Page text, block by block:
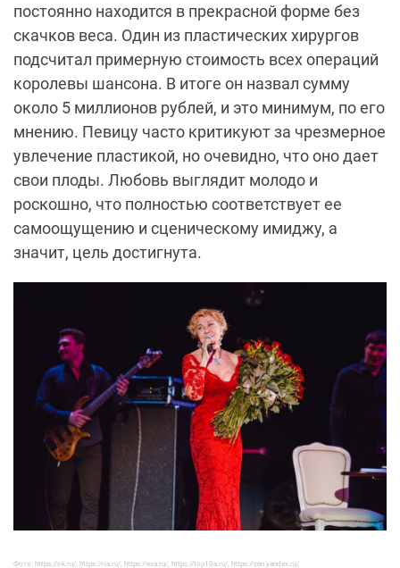
постоянно находится в прекрасной форме без
скачков веса. Один из пластических хирургов
подсчитал примерную стоимость всех операций
королевы шансона. В итоге он назвал сумму
около 5 миллионов рублей, и это минимум, по его
мнению. Певицу часто критикуют за чрезмерное
увлечение пластикой, но очевидно, что оно дает
свои плоды. Любовь выглядит молодо и
роскошно, что полностью соответствует ее
самоощущению и сценическому имиджу, а
значит, цель достигнута.
Фото: https://ok.ru/, https://ria.ru/, https://eva.ru/, https://top10a.ru/, https://zen.yandex.ru/